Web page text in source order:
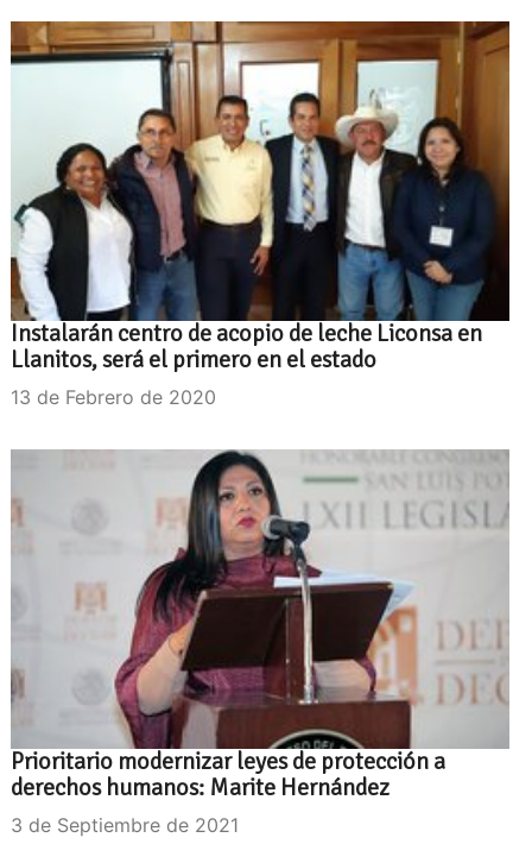
Instalarán centro de acopio de leche Liconsa en
Llanitos, será el primero en el estado
13 de Febrero de 2020
Prioritario modernizar leyes de protección a
derechos humanos: Marite Hernández
3 de Septiembre de 2021